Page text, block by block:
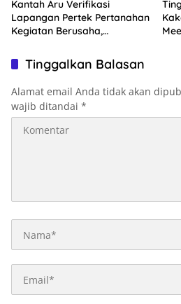
Kantah Aru Verifikasi
Lapangan Pertek Pertanahan
Kegiatan Berusaha,
Tinggalkan Balasan
Alamat email Anda tidak akan
wajib ditandai *